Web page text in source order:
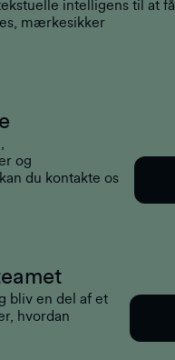
intelligens til at få
mærkesikker
og
du kontakte os
bliv en del af et
hvordan